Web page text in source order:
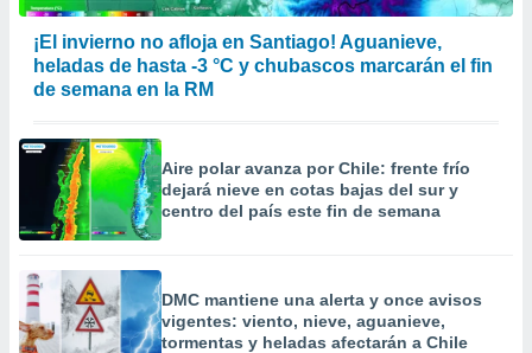
¡El invierno no afloja en Santiago! Aguanieve,
heladas de hasta -3 °C y chubascos marcarán el fin
de semana en la RM
Aire polar avanza por Chile: frente frío
dejará nieve en cotas bajas del sur y
centro del país este fin de semana
DMC mantiene una alerta y once avisos
vigentes: viento, nieve, aguanieve,
tormentas y heladas afectarán a Chile